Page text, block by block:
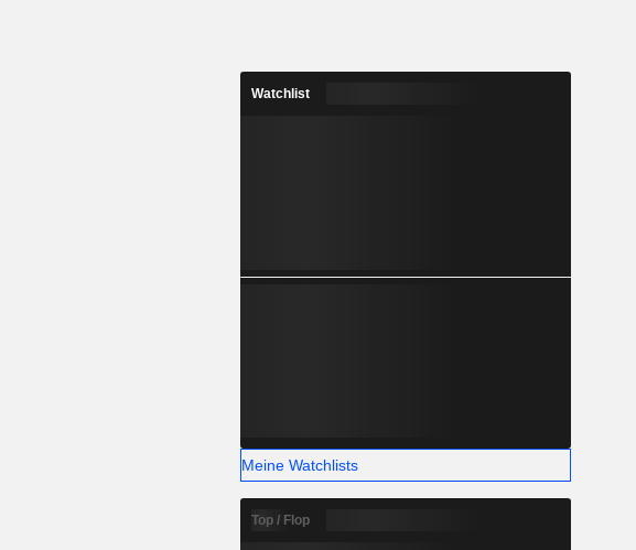
Watchlist
Meine Watchlists
Top / Flop